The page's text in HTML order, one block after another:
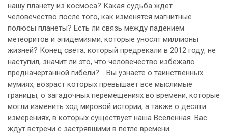
нашу планету из космоса? Какая судьба ждет
человечество после того, как изменятся магнитные
полюсы планеты? Есть ли связь между падением
метеоритов и эпидемиями, которые уносят миллионы
жизней? Конец света, который предрекали в 2012 году, не
наступил, значит ли это, что человечество избежало
предначертанной гибели?. . Вы узнаете о таинственных
мумиях, возраст которых превышает все мыслимые
границы, о загадочных перемещениях во времени, которые
могли изменить ход мировой истории, а также о десяти
измерениях, в которых существует наша Вселенная. Вас
ждут встречи с застрявшими в петле времени